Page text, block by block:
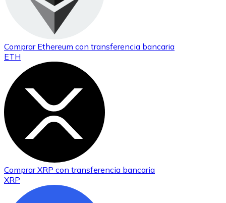
Comprar Ethereum con transferencia bancaria
ETH
ComprarXRP con transferencia bancaria
XRP